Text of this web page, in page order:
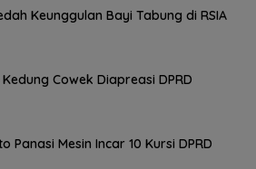
Keunggulan Bayi Tabung di RSIA
Cowek Diapreasi DPRD
Panasi Mesin Incar 10 Kursi DPRD